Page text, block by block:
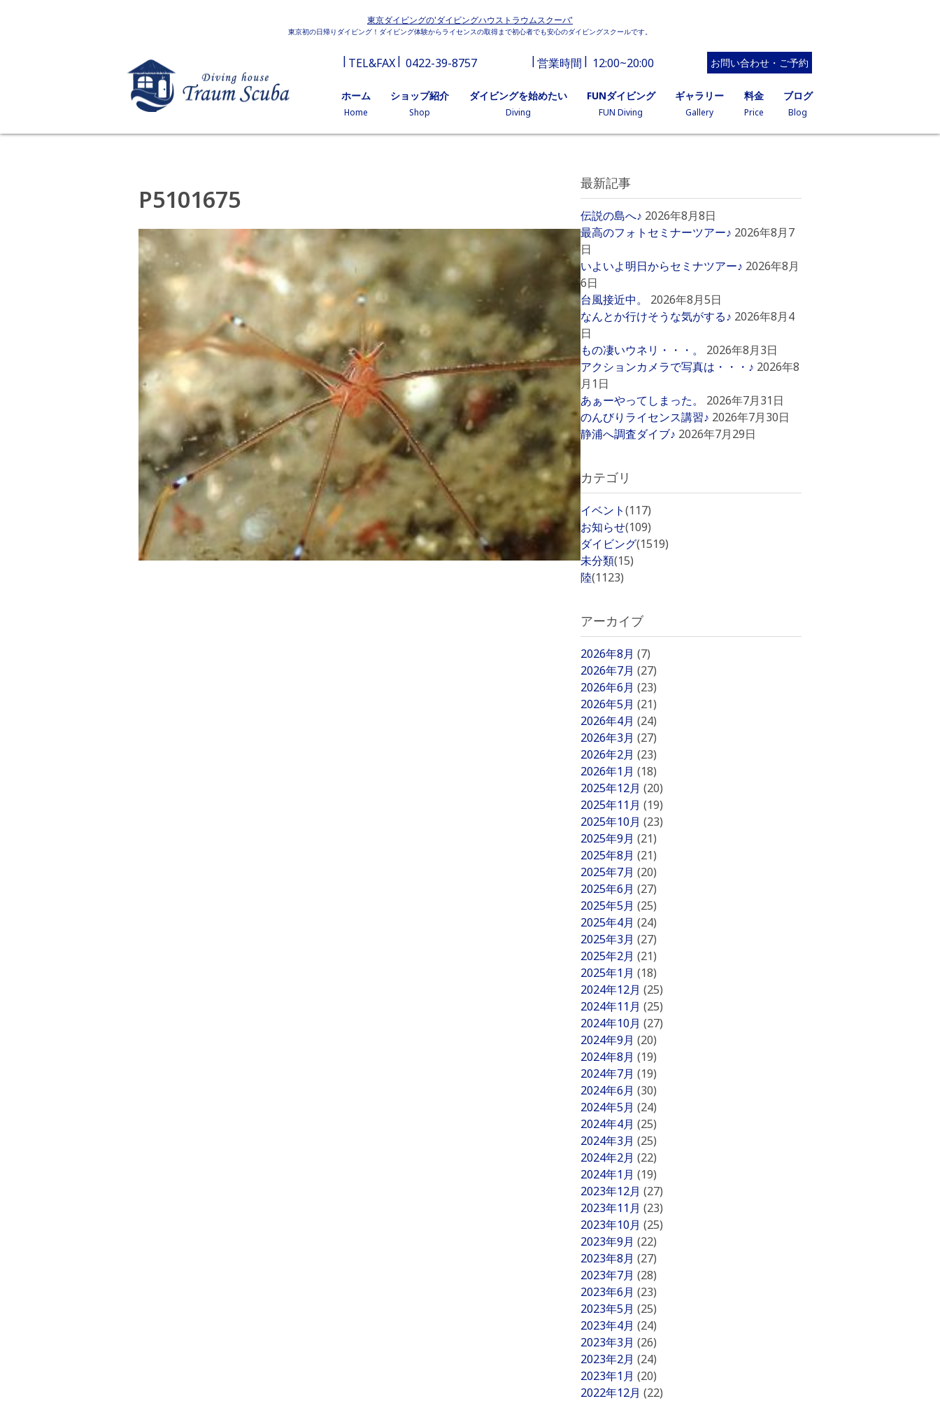
東京ダイビングの'ダイビングハウストラウムスクーバ'
東京初の日帰りダイビング！ダイビング体験からライセンスの取得まで初心者でも安心のダイビングスクールです。
TEL&FAX 0422-39-8757 営業時間 12:00~20:00 お問い合わせ・ご予約
ホーム
Home
ショップ紹介
Shop
ダイビングを始めたい
Diving
FUNダイビング
FUN Diving
ギャラリー
Gallery
料金
Price
ブログ
Blog
P5101675
最新記事
伝説の島へ♪ 2026年8月8日
最高のフォトセミナーツアー♪ 2026年8月7
日
いよいよ明日からセミナツアー♪ 2026年8月
6日
台風接近中。
2026年8月5日
なんとか行けそうな気がする♪ 2026年8月4
日
もの凄いウネリ・・・。
2026年8月3日
アクションカメラで写真は・・・♪ 2026年8
月1日
あぁーやってしまった。
2026年7月31日
のんびりライセンス講習♪ 2026年7月30日
静浦へ調査ダイブ♪ 2026年7月29日
カテゴリ
イベント(117)
お知らせ(109)
ダイビング(1519)
未分類(15)
陸(1123)
アーカイブ
2026年8月 (7)
2026年7月 (27)
2026年6月 (23)
2026年5月 (21)
2026年4月 (24)
2026年3月 (27)
2026年2月 (23)
2026年1月 (18)
2025年12月 (20)
2025年11月 (19)
2025年10月 (23)
2025年9月 (21)
2025年8月 (21)
2025年7月 (20)
2025年6月 (27)
2025年5月 (25)
2025年4月 (24)
2025年3月 (27)
2025年2月 (21)
2025年1月 (18)
2024年12月 (25)
2024年11月 (25)
2024年10月 (27)
2024年9月 (20)
2024年8月 (19)
2024年7月 (19)
2024年6月 (30)
2024年5月 (24)
2024年4月 (25)
2024年3月 (25)
2024年2月 (22)
2024年1月 (19)
2023年12月 (27)
2023年11月 (23)
2023年10月 (25)
2023年9月 (22)
2023年8月 (27)
2023年7月 (28)
2023年6月 (23)
2023年5月 (25)
2023年4月 (24)
2023年3月 (26)
2023年2月 (24)
2023年1月 (20)
2022年12月 (22)